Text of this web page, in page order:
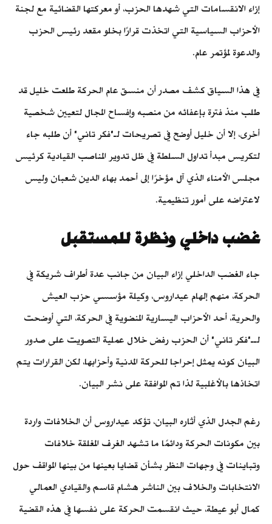
إزاء الانقسامات التي شهدها الحزب، أو معركتها القضائية مع لجنة
الأحزاب السياسية التي اتخذت قرارًا بخلو مقعد رئيس الحزب
والدعوة لمؤتمر عام.
في هذا السياق كشف مصدر أن منسق عام الحركة طلعت خليل قد
طلب منذ فترة بإعفائه من منصبه وإفساح المجال لتعيين شخصية
أخرى، إلا أن خليل أوضح في تصريحات لـ"فكر تاني" أن طلبه جاء
لتكريس مبدأ تداول السلطة في ظل تدوير المناصب القيادية كرئيس
مجلس الأمناء الذي آل مؤخرًا إلى أحمد بهاء الدين شعبان وليس
لاعتراضه على أمور تنظيمية.
غضب داخلي ونظرة للمستقبل
جاء الغضب الداخلي إزاء البيان من جانب عدة أطراف شريكة في
الحركة، منهم إلهام عيداروس، وكيلة مؤسسي حزب العيش
والحرية، أحد الأحزاب اليسارية المنضوية في الحركة، التي أوضحت
لــ"فكر تاني" أن الحزب رفض خلال عملية التصويت على صدور
البيان كونه يمثل إحراجا للحركة المدنية وأحزابها، لكن القرارات يتم
اتخاذها بالأغلبية لذا تم الموافقة على نشر البيان.
رغم الجدل الذي أثاره البيان، تؤكد عيداروس أن الخلافات واردة
بين مكونات الحركة ودائمًا ما تشهد الغرف المغلقة خلافات
وتباينات في وجهات النظر بشأن قضايا بعينها من بينها المواقف حول
الانتخابات والخلاف بين الناشر هشام قاسم والقيادي العمالي
كمال أبو عيطة، حيث انقسمت الحركة على نفسها في هذه القضية